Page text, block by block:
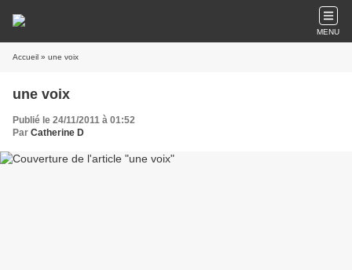
MENU
Accueil » une voix
une voix
Publié le 24/11/2011 à 01:52
Par Catherine D